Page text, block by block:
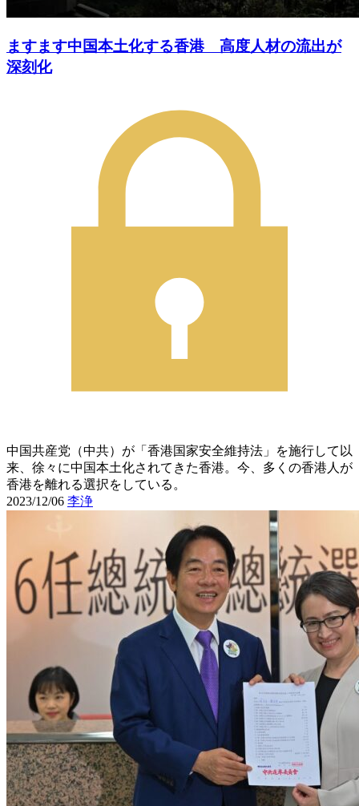
ますます中国本土化する香港 高度人材の流出が
深刻化
中国共産党（中共）が「香港国家安全維持法」を施行して以
来、徐々に中国本土化されてきた香港。今、多くの香港人が
香港を離れる選択をしている。
2023/12/06 李浄